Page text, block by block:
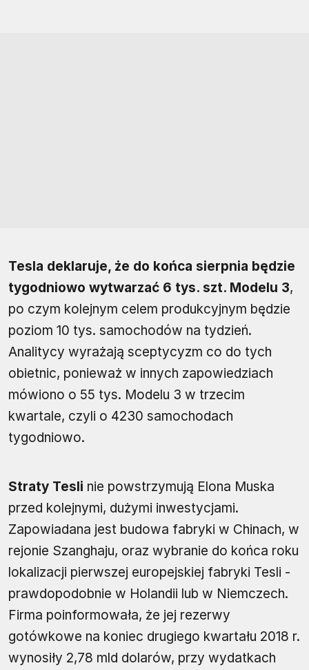
Tesla deklaruje, że do końca sierpnia będzie
tygodniowo wytwarzać 6 tys. szt. Modelu 3,
po czym kolejnym celem produkcyjnym będzie
poziom 10 tys. samochodów na tydzień.
Analitycy wyrażają sceptycyzm co do tych
obietnic, ponieważ w innych zapowiedziach
mówiono o 55 tys. Modelu 3 w trzecim
kwartale, czyli o 4230 samochodach
tygodniowo.
Straty Tesli nie powstrzymują Elona Muska
przed kolejnymi, dużymi inwestycjami.
Zapowiadana jest budowa fabryki w Chinach, w
rejonie Szanghaju, oraz wybranie do końca roku
lokalizacji pierwszej europejskiej fabryki Tesli -
prawdopodobnie w Holandii lub w Niemczech.
Firma poinformowała, że jej rezerwy
gotówkowe na koniec drugiego kwartału 2018 r.
wynosiły 2,78 mld dolarów, przy wydatkach